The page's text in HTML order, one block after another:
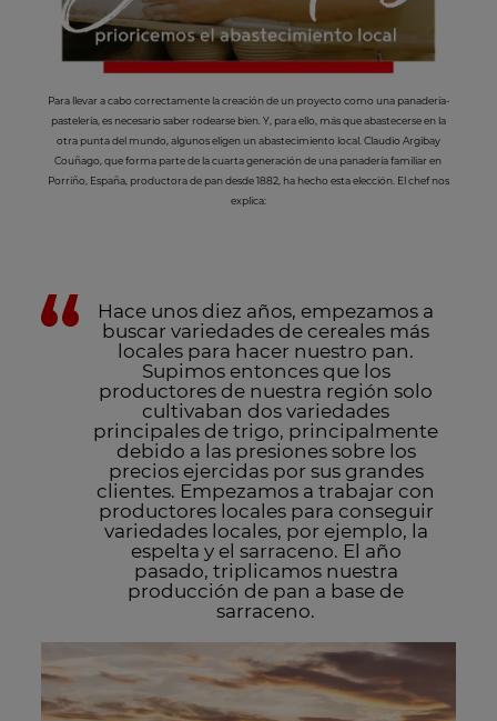
Para llevar a cabo correctamente la creación de un proyecto como una panadería-
pastelería, es necesario saber rodearse bien. Y, para ello, más que abastecerse en la
otra punta del mundo, algunos eligen un abastecimiento local. Claudio Argibay
Couñago, que forma parte de la cuarta generación de una panadería familiar en
Porriño, España, productora de pan desde 1882, ha hecho esta elección. El chef nos
explica:
Hace unos diez años, empezamos a
buscar variedades de cereales más
locales para hacer nuestro pan.
Supimos entonces que los
productores de nuestra región solo
cultivaban dos variedades
principales de trigo, principalmente
debido a las presiones sobre los
precios ejercidas por sus grandes
clientes. Empezamos a trabajar con
productores locales para conseguir
variedades locales, por ejemplo, la
espelta y el sarraceno. El año
pasado, triplicamos nuestra
producción de pan a base de
sarraceno.